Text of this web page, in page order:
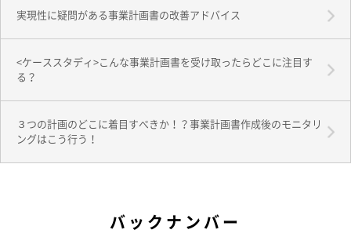
実現性に疑問がある事業計画書の改善アドバイス
<ケーススタディ>こんな事業計画書を受け取ったらどこに注目す
る？
３つの計画のどこに着目すべきか！？事業計画書作成後のモニタリ
ングはこう行う！
バックナンバー